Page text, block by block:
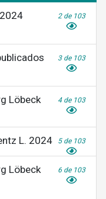
2 de 103
3 de 103
Löbeck
4 de 103
L. 2024 5 de 103
Löbeck
6 de 103